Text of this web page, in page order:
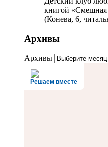
книгой «Смешная
(Конева, 6,
Архивы
Архивы
Решаем вместе